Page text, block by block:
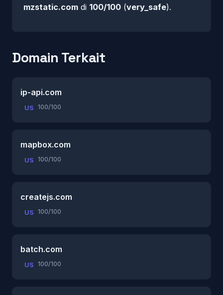
mzstatic.com di 100/100 (very_safe).
Domain Terkait
ip-api.com
US 100/100
mapbox.com
US 100/100
createjs.com
US 100/100
batch.com
US 100/100